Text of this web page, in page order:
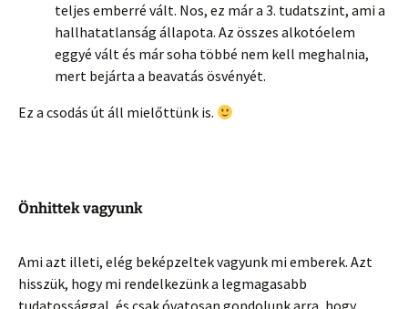
teljes emberré vált. Nos, ez már a 3. tudatszint, ami a
hallhatatlanság állapota. Az összes alkotóelem
eggyé vált és már soha többé nem kell meghalnia,
mert bejárta a beavatás ösvényét.
Ez a csodás út áll mielőttünk is.
Önhittek vagyunk
Ami azt illeti, elég beképzeltek vagyunk mi emberek. Azt
hisszük, hogy mi rendelkezünk a legmagasabb